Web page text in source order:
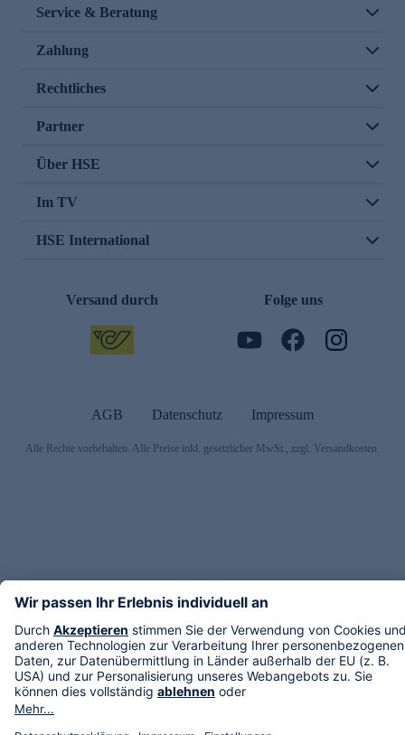
Service & Beratung
Zahlung
Rechtliches
Partner
Über HSE
Im TV
HSE International
Versand durch Folge uns
AGB Datenschutz Impressum
Alle Rechte vorbehalten. Alle Preise inkl. gesetzlicher MwSt., zzgl. Versandkosten.